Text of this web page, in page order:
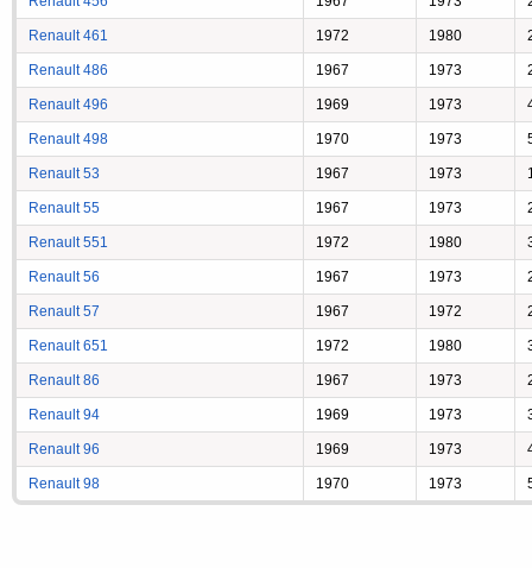
Renault 461 1972 1980
Renault 486 1967 1973
Renault 496 1969 1973
Renault 498 1970 1973
Renault 53 1967 1973
Renault 55 1967 1973
Renault 551 1972 1980
Renault 56 1967 1973
Renault 57 1967 1972
Renault 651 1972 1980
Renault 86 1967 1973
Renault 94 1969 1973
Renault 96 1969 1973
Renault 98 1970 1973